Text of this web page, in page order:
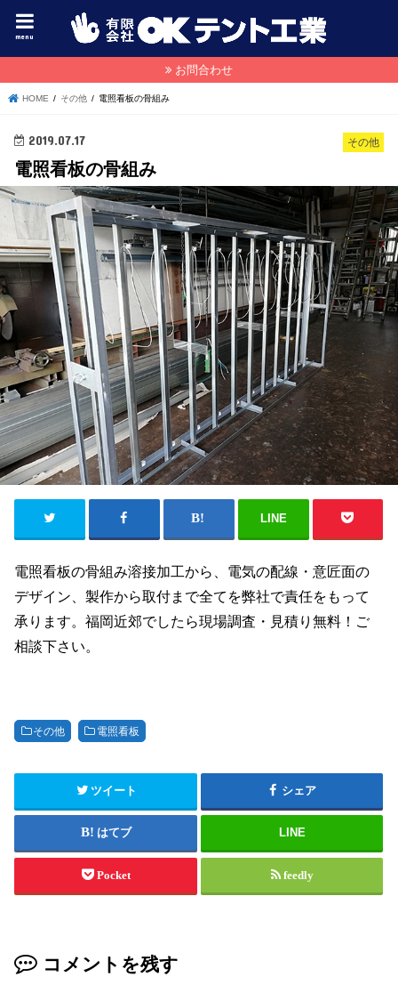
menu
お問合わせ
HOME その他 電照看板の骨組み
その他
2019.07.17
電照看板の骨組み
LINE
電照看板の骨組み溶接加工から、電気の配線・意匠面の
デザイン、製作から取付まで全てを弊社で責任をもって
承ります。福岡近郊でしたら現場調査・見積り無料！ご
相談下さい。
その他 電照看板
ツイート シェア
はてブ LINE
Pocket feedly
コメントを残す